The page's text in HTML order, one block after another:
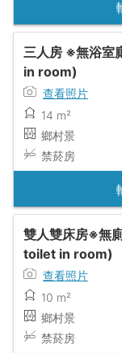
三人房 ※無浴
in room)
查看照片
14 m²
鄉村景
禁菸房
雙人雙床房※無
toilet in room)
查看照片
10 m²
鄉村景
禁菸房